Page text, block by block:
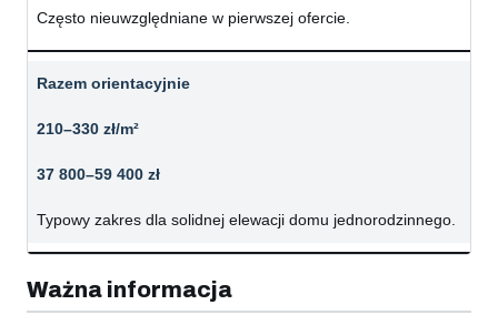
Często nieuwzględniane w pierwszej ofercie.
Razem orientacyjnie
210–330 zł/m²
37 800–59 400 zł
Typowy zakres dla solidnej elewacji domu jednorodzinnego.
Ważna informacja